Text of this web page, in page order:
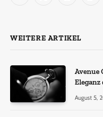
WEITERE ARTIKEL
Avenue
August 5,